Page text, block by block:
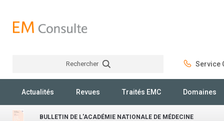
Rechercher Service
Actualités Revues Traités EMC Domaines
BULLETIN DE L'ACADÉMIE NATIONALE DE MÉDECINE